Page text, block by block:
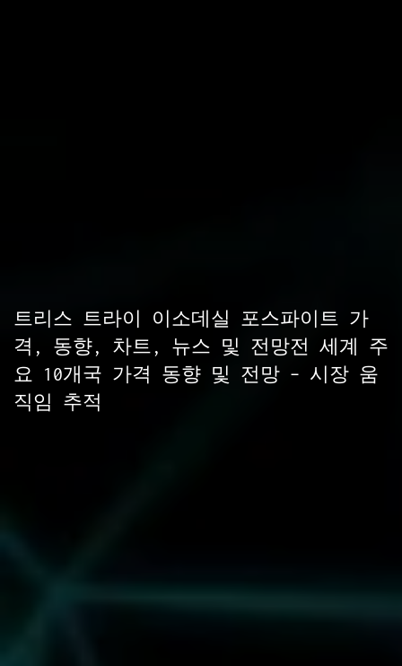
트리스 트라이 이소데실 포스파이트 가
격, 동향, 차트, 뉴스 및 전망전 세계 주
요 10개국 가격 동향 및 전망 – 시장 움
직임 추적